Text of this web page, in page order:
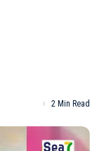
2 Min Read